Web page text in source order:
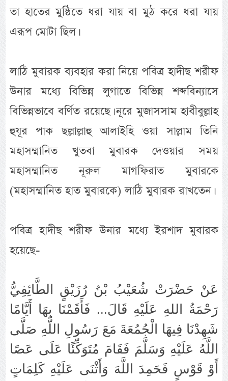
তা হাতের মুষ্ঠিতে ধরা যায় বা মুঠ করে ধরা যায়
এরূপ মোটা ছিল।
লাঠি মুবারক ব্যবহার করা নিয়ে পবিত্র হাদীছ শরীফ
উনার মধ্যে বিভিন্ন লুগাতে বিভিন্ন শব্দবিন্যাসে
বিভিন্নভাবে বর্ণিত রয়েছে। নূরে মুজাসসাম হাবীবুল্লাহ
হুযূর পাক ছল্লাল্লাহু আলাইহি ওয়া সাল্লাম তিনি
মহাসম্মানিত খুতবা মুবারক দেওয়ার সময়
মহাসম্মানিত নূরুল মাগফিরাত মুবারকে
(মহাসম্মানিত হাত মুবারকে) লাঠি মুবারক রাখতেন।
পবিত্র হাদীছ শরীফ উনার মধ্যে ইরশাদ মুবারক
হয়েছে-
عَنْ حَضْرَتْ شُعَيْبُ بْنُ رُزَيْقٍ الطَّائِفِيُّ
رَحْمَةُ اللهِ عَلَيْهِ قَالَ... فَأَقَمْنَا بِهَا أَيَّامًا
شَهِدْنَا فِيهَا الْجُمُعَةَ مَعَ رَسُولِ اللَّهِ ﺻَﻠَّﻰ
ﺍﻟﻠَّﻪُ ﻋَﻠَﻴْﻪِ ﻭَﺳَﻠَّﻢَ فَقَامَ مُتَوَكِّئًا عَلَى عَصًا
أَوْ قَوْسٍ فَحَمِدَ اللَّهَ وَأَثْنَى عَلَيْهِ كَلِمَاتٍ